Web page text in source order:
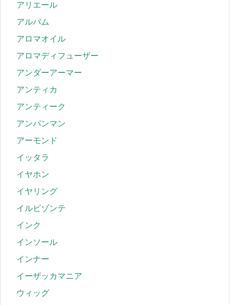
アリエール
アルバム
アロマオイル
アロマディフューザー
アンダーアーマー
アンティカ
アンティーク
アンパンマン
アーモンド
イッタラ
イヤホン
イヤリング
イルビゾンテ
インク
インソール
インナー
イーザッカマニア
ウィッグ